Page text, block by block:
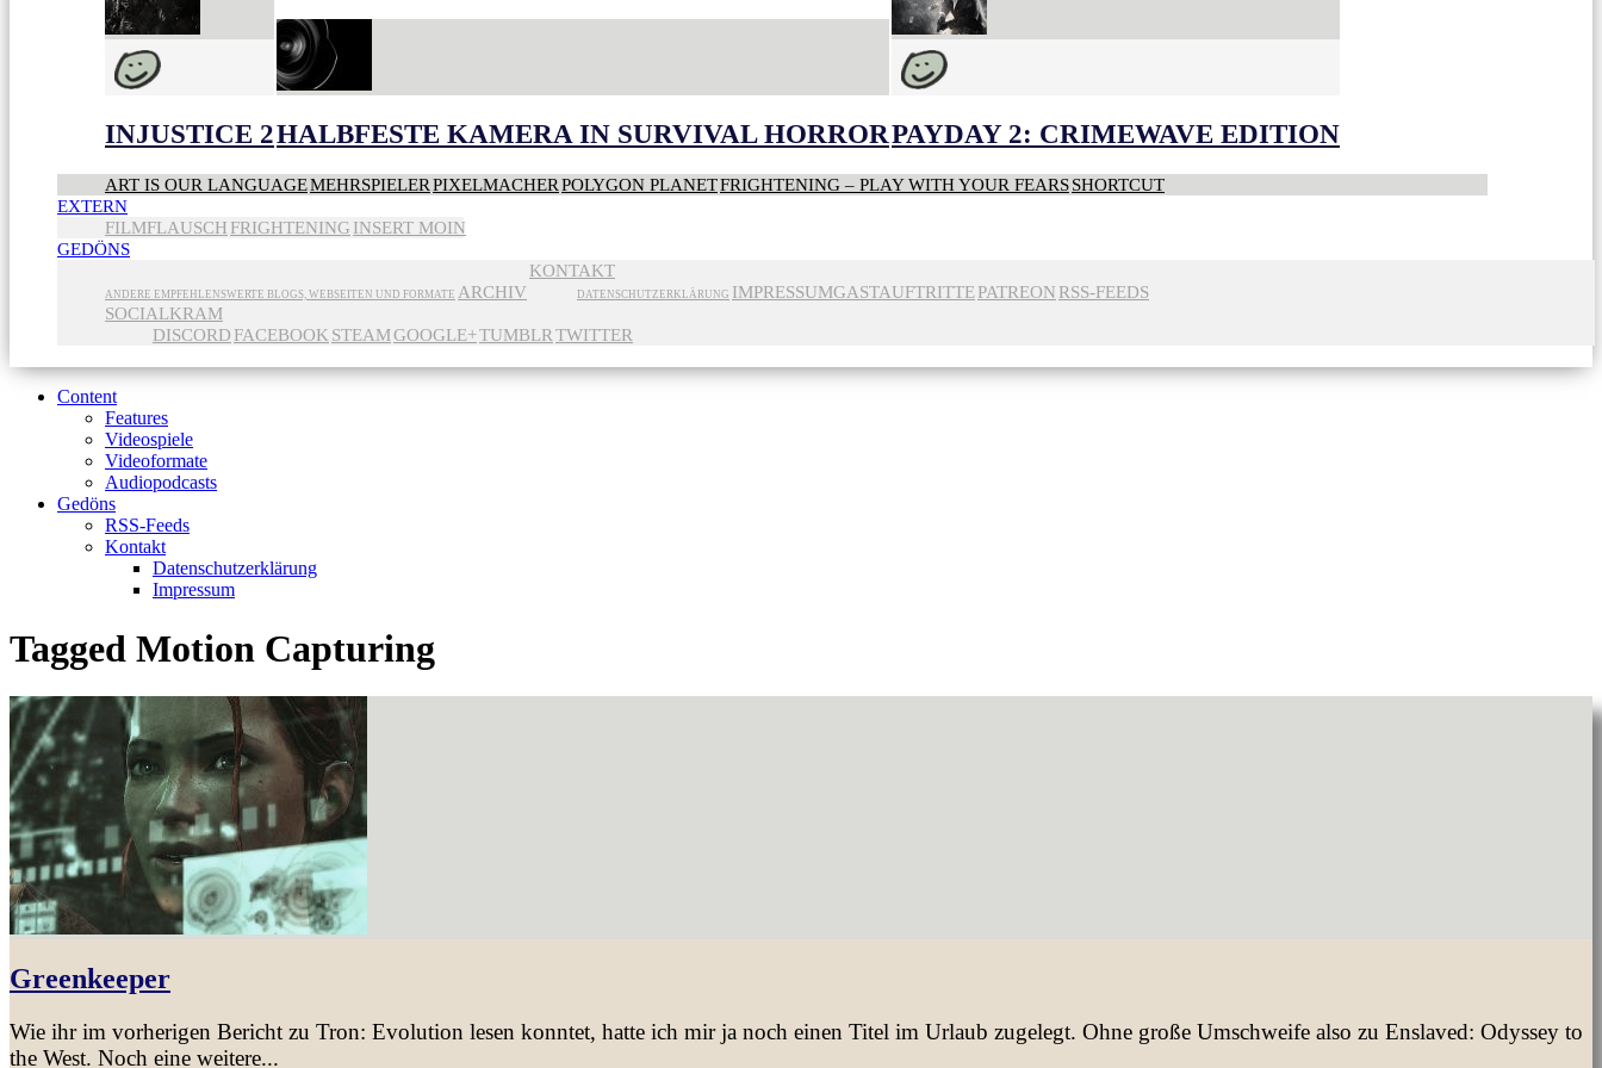
INJUSTICE 2HALBFESTE KAMERA IN SURVIVAL HORRORPAYDAY 2: CRIMEWAVE EDITION
ART IS OUR LANGUAGEMEHRSPIELERPIXELMACHERPOLYGON PLANETFRIGHTENING – PLAY WITH YOUR FEARSSHORTCUT
EXTERN
FILMFLAUSCH FRIGHTENING INSERT MOIN
GEDÖNS
ANDERE EMPFEHLENSWERTE BLOGS, WEBSEITEN UND FORMATE ARCHIV
KONTAKT
DATENSCHUTZERKLÄRUNG IMPRESSUMGASTAUFTRITTEPATREON RSS-FEEDS
SOCIALKRAM
DISCORD FACEBOOK STEAMGOOGLE+TUMBLRTWITTER
Content
Features
Videospiele
Videoformate
Audiopodcasts
Gedöns
RSS-Feeds
Kontakt
Datenschutzerklärung
Impressum
Tagged Motion Capturing
Greenkeeper
Wie ihr im vorherigen Bericht zu Tron: Evolution lesen konntet, hatte ich mir ja noch einen Titel im Urlaub zugelegt. Ohne große Umschweife also zu Enslaved: Odyssey to
the West. Noch eine weitere...